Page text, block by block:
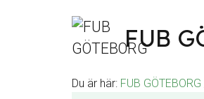
FUB
Du är här: FUB GÖTEBORG